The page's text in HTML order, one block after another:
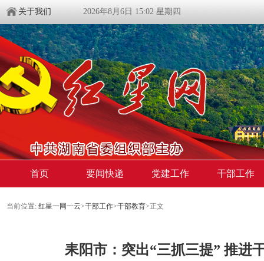
关于我们 2026年8月6日 15:02 星期四
首页 要闻快递 党建工作 干部工作
当前位置: 红星一网一云>干部工作>干部教育>正文
耒阳市：突出“三抓三提” 推进